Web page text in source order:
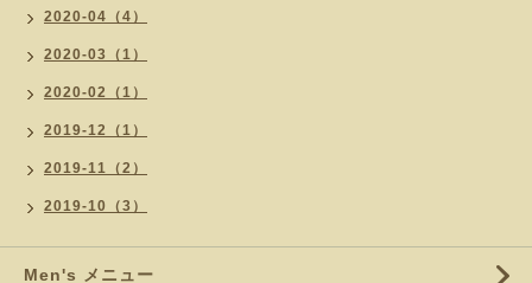
2020-04（4）
2020-03（1）
2020-02（1）
2019-12（1）
2019-11（2）
2019-10（3）
Men's メニュー